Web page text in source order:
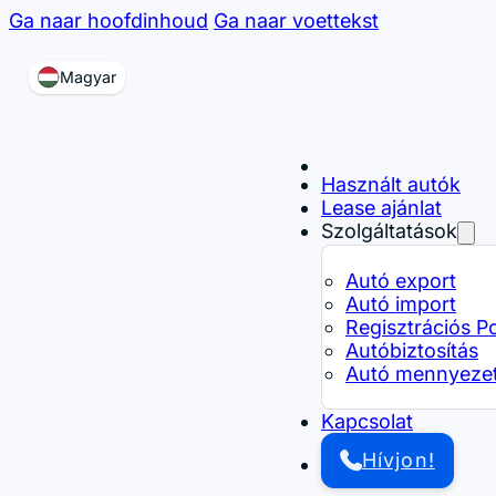
Ga naar hoofdinhoud Ga naar voettekst
Magyar
Használt autók
Lease ajánlat
Szolgáltatások
Autó export
Autó import
Regisztrációs
Autóbiztosítás
Autó
Kapcsolat
Hívjon!